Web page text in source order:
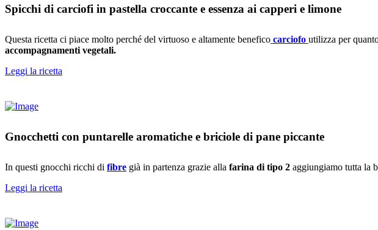
Spicchi di carciofi in pastella croccante e essenza ai capperi e limone
Questa ricetta ci piace molto perché del virtuoso e altamente benefico carciofo utilizza per
accompagnamenti vegetali.
Leggi la ricetta
Gnocchetti con puntarelle aromatiche e briciole di pane piccante
In questi gnocchi ricchi di fibre già in partenza grazie alla farina di tipo 2 aggiungiamo tutta la
Leggi la ricetta